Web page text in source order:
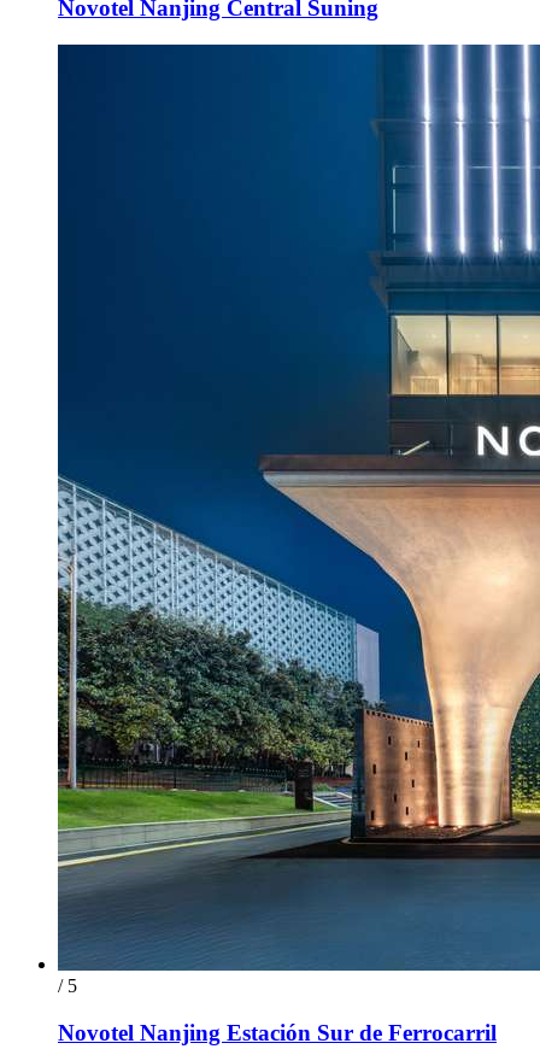
Novotel Nanjing Central Suning
/ 5
Novotel Nanjing Estación Sur de Ferrocarril